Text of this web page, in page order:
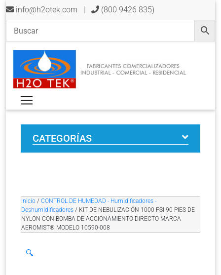
info@h2otek.com | (800 9426 835)
CATEGORÍAS
Inicio / CONTROL DE HUMEDAD - Humidificadores -
Deshumidificadores / KIT DE NEBULIZACIÓN 1000 PSI 90 PIES DE
NYLON CON BOMBA DE ACCIONAMIENTO DIRECTO MARCA
AEROMIST® MODELO 10590-008
🔍